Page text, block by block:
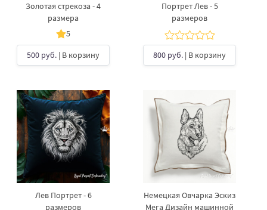
Золотая стрекоза - 4
размера
5
500 руб. | В корзину
Портрет Лев - 5
размеров
800 руб. | В корзину
Лев Портрет - 6
размеров
Немецкая Овчарка Эскиз
Мега Дизайн машинной